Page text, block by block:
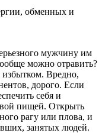
обменных и
мужчину им
можно отравить?
избытком. Вредно,
дорого. Если
себя и
пищей. Открыть
рагу или плова, и
занятых людей.